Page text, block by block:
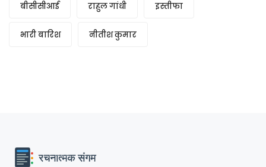
बीसीसीआई राहुल गांधी इस्तीफा
भारी बारिश नीतीश कुमार